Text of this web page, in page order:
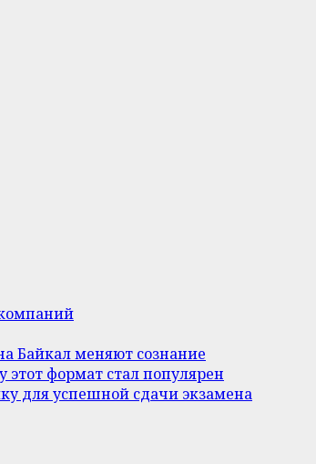
Байкал меняют сознание
формат стал популярен
для успешной сдачи экзамена